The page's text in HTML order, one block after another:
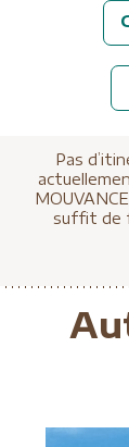
Pas
suffit de